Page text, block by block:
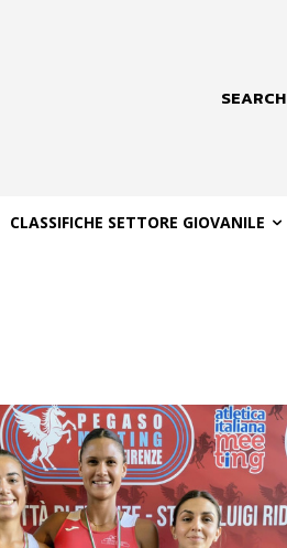
SEARCH
CLASSIFICHE SETTORE GIOVANILE